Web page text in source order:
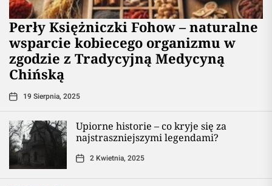
Perły Księżniczki Fohow – naturalne
wsparcie kobiecego organizmu w
zgodzie z Tradycyjną Medycyną
Chińską
19 Sierpnia, 2025
Upiorne historie – co kryje się za
najstraszniejszymi legendami?
2 Kwietnia, 2025